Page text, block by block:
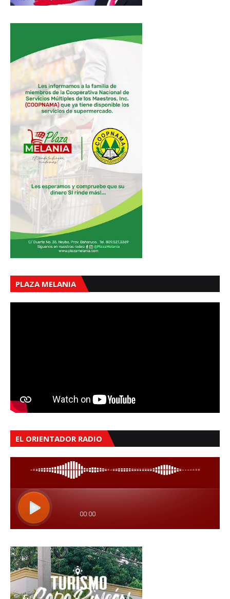
PLAZA MELANIA
EL ORIENTADOR RADIO